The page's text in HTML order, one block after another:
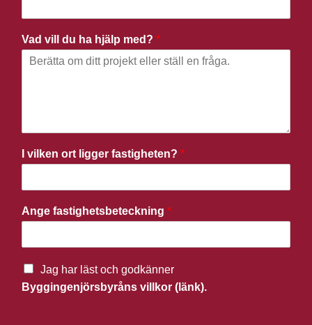
Vad vill du ha hjälp med? *
I vilken ort ligger fastigheten? *
Ange fastighetsbeteckning *
Jag har läst och godkänner
Byggingenjörsbyråns villkor (länk).